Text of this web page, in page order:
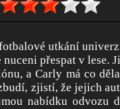
utkání
přespat v lese.
a Carly má co
zjistí, že jejich
nabídku odvozu